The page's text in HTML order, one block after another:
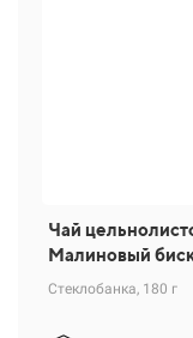
Чай
Малиновый
Стеклобанка, 180 г